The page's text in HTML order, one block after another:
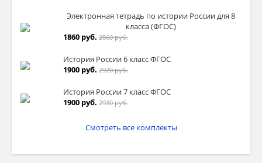
Электронная тетрадь по истории России для 8
класса (ФГОС)
1860 руб. 2860 руб.
История России 6 класс ФГОС
1900 руб. 2920 руб.
История России 7 класс ФГОС
1900 руб. 2930 руб.
Смотреть все комплекты